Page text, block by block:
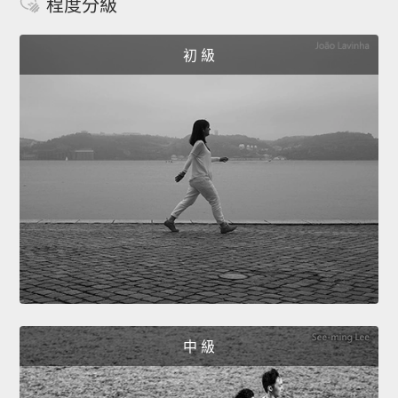
程度分級
初 級
中 級